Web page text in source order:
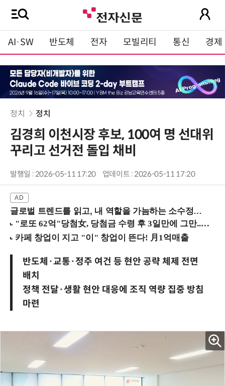
AI·SW 반도체 전자 모빌리티 통신 경제
정치 정치
김경희 이천시장 후보, 100여 명 선대위
꾸리고 선거전 돌입 채비
발행일 : 2026-05-11 17:20 업데이트 : 2026-05-11 17:20
글로벌 트렌드를 읽고, 내 역할을 가늠하는 소수정예 실습 워크숍 (8/28 신논현역)
반도체·교통·정주 여건 등 현안 공략 체제 전면
배치
정책 전달·생활 현안 대응에 조직 역량 집중 방침
마련